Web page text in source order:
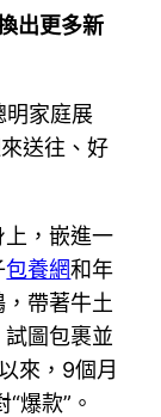
出更多新
明家庭展
送往、好
上，嵌進一
包養網和年
帶著牛土
圖包裹並
來，9個月
爆款”。